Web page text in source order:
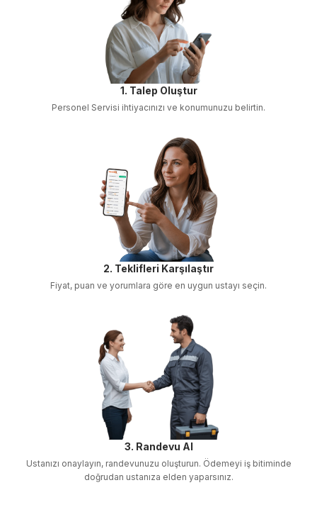
1. Talep Oluştur
Personel Servisi ihtiyacınızı ve konumunuzu belirtin.
2. Teklifleri Karşılaştır
Fiyat, puan ve yorumlara göre en uygun ustayı seçin.
3. Randevu Al
Ustanızı onaylayın, randevunuzu oluşturun. Ödemeyi iş bitiminde
doğrudan ustanıza elden yaparsınız.